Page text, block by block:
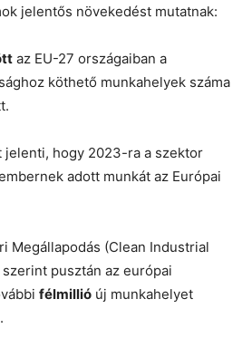
jelentős növekedést mutatnak:
az EU-27 országaiban a
köthető munkahelyek száma
jelenti, hogy 2023-ra a szektor
adott munkát az Európai
Megállapodás (Clean Industrial
pusztán az európai
félmillió új munkahelyet
.